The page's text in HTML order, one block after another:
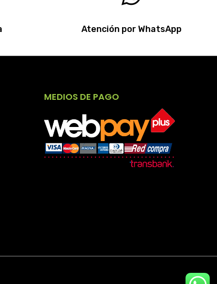
Atención por WhatsApp
MEDIOS DE PAGO